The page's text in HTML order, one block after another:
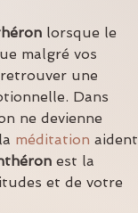
lorsque le
malgré vos
une
Dans
ne devienne
méditation aident
est la
et de votre